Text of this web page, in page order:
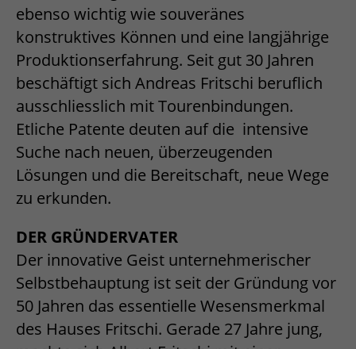
ebenso wichtig wie souveränes
konstruktives Können und eine langjährige
Produktionserfahrung. Seit gut 30 Jahren
beschäftigt sich Andreas Fritschi beruflich
ausschliesslich mit Tourenbindungen.
Etliche Patente deuten auf die intensive
Suche nach neuen, überzeugenden
Lösungen und die Bereitschaft, neue Wege
zu erkunden.
DER GRÜNDERVATER
Der innovative Geist unternehmerischer
Selbstbehauptung ist seit der Gründung vor
50 Jahren das essentielle Wesensmerkmal
des Hauses Fritschi. Gerade 27 Jahre jung,